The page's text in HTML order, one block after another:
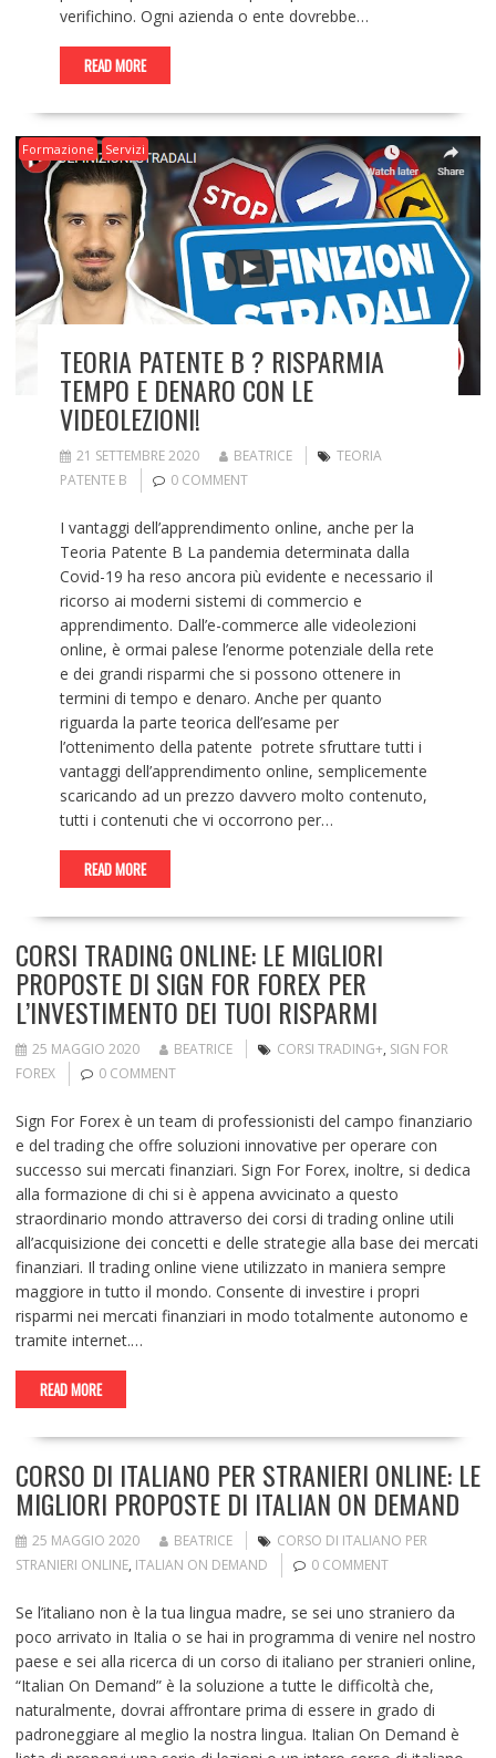
verifichino. Ogni azienda o ente dovrebbe…
READ MORE
Formazione Servizi
TEORIA PATENTE B ? RISPARMIA
TEMPO E DENARO CON LE
VIDEOLEZIONI!
21 SETTEMBRE 2020 BEATRICE
TEORIA
PATENTE B
0 COMMENT
I vantaggi dell’apprendimento online, anche per la
Teoria Patente B La pandemia determinata dalla
Covid-19 ha reso ancora più evidente e necessario il
ricorso ai moderni sistemi di commercio e
apprendimento. Dall’e-commerce alle videolezioni
online, è ormai palese l’enorme potenziale della rete
e dei grandi risparmi che si possono ottenere in
termini di tempo e denaro. Anche per quanto
riguarda la parte teorica dell’esame per
l’ottenimento della patente potrete sfruttare tutti i
vantaggi dell’apprendimento online, semplicemente
scaricando ad un prezzo davvero molto contenuto,
tutti i contenuti che vi occorrono per…
READ MORE
CORSI TRADING ONLINE: LE MIGLIORI
PROPOSTE DI SIGN FOR FOREX PER
L’INVESTIMENTO DEI TUOI RISPARMI
25 MAGGIO 2020 BEATRICE CORSI TRADING+, SIGN FOR
FOREX
0 COMMENT
Sign For Forex è un team di professionisti del campo finanziario
e del trading che offre soluzioni innovative per operare con
successo sui mercati finanziari. Sign For Forex, inoltre, si dedica
alla formazione di chi si è appena avvicinato a questo
straordinario mondo attraverso dei corsi di trading online utili
all’acquisizione dei concetti e delle strategie alla base dei mercati
finanziari. Il trading online viene utilizzato in maniera sempre
maggiore in tutto il mondo. Consente di investire i propri
risparmi nei mercati finanziari in modo totalmente autonomo e
tramite internet.…
READ MORE
CORSO DI ITALIANO PER STRANIERI ONLINE: LE
MIGLIORI PROPOSTE DI ITALIAN ON DEMAND
25 MAGGIO 2020 BEATRICE
CORSO DI ITALIANO PER
STRANIERI ONLINE, ITALIAN ON DEMAND 0 COMMENT
Se l’italiano non è la tua lingua madre, se sei uno straniero da
poco arrivato in Italia o se hai in programma di venire nel nostro
paese e sei alla ricerca di un corso di italiano per stranieri online,
“Italian On Demand” è la soluzione a tutte le difficoltà che,
naturalmente, dovrai affrontare prima di essere in grado di
padroneggiare al meglio la nostra lingua. Italian On Demand è